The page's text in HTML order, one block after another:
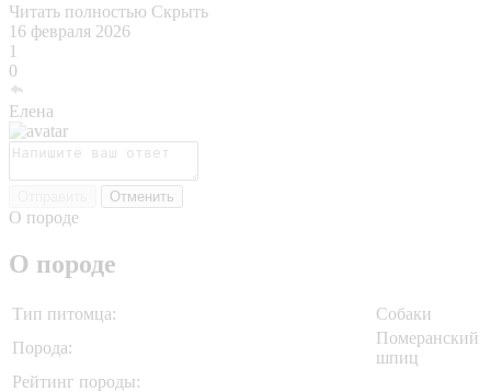
Читать полностью Скрыть
16 февраля 2026
1
0
Елена
Отменить
О породе
О породе
Тип питомца:
Собаки
Порода:
Померанский
шпиц
Рейтинг породы: